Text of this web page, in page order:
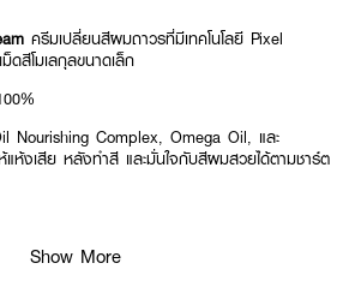
ครีมเปลี่ยนสีผมถาวรที่มีเทคโนโลยี Pixel
สีโมเลกุลขนาดเล็ก
Complex, Omega Oil, และ
แห้งเสีย หลังทำสี และมั่นใจกับสีผมสวยได้ตามชาร์ต
Show More